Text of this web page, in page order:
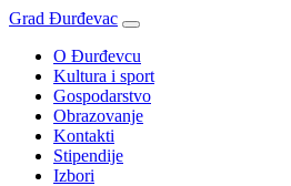
Grad Đurđevac
O Đurđevcu
Kultura i sport
Gospodarstvo
Obrazovanje
Kontakti
Stipendije
Izbori